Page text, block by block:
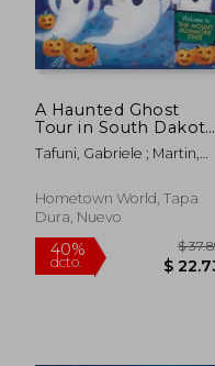
A Haunted Ghost
Tour in South Dakota
(en Inglés)
Tafuni, Gabriele ; Martin,
Hometown World, Tapa
Dura, Nuevo